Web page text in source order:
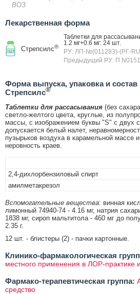
ВОЗ
Лекарственная форма
Стрепсилс®
Таблетки для
1.2 мг+0.6 мг: 24 шт.
РУ: ЛП-№(011283)-(РГ-
Предыдущий РУ: П
Форма выпуска, упаковка и состав
Стрепсилс®
Таблетки для рассасывания (без
светло-желтого цвета, круглые, из
массы, с изображением буквы "S" с двух
допускается белый налет,
пузырьков воздуха в карамельной массе
неровность краев.
2,4-дихлорбензиловый спирт
амилметакрезол
Вспомогательные вещества: винная
лимонный 74940-74 - 4.16 мг, натрия
1838 мг, сироп мальтитола - 460 мг до
2.35 г.
12 шт. - блистеры (2) - пачки картонные.
Клинико-фармакологическая
местного применения в ЛОР-практике
Фармако-терапевтическая группа:
средство